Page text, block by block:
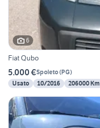
6
Fiat Qubo
5.000 €Spoleto(PG)
Usato
10/2016 206000 Km